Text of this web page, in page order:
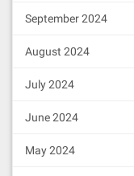
September 2024
August 2024
July 2024
June 2024
May 2024